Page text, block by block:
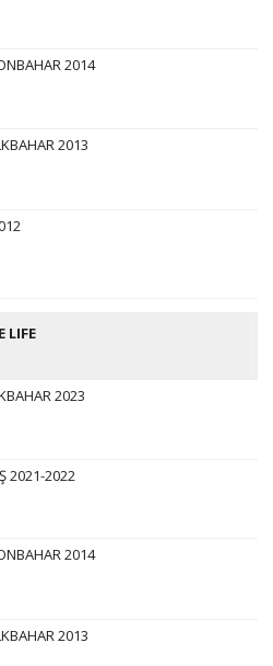
2014
2013
LIFE
2023
2021-2022
2014
2013